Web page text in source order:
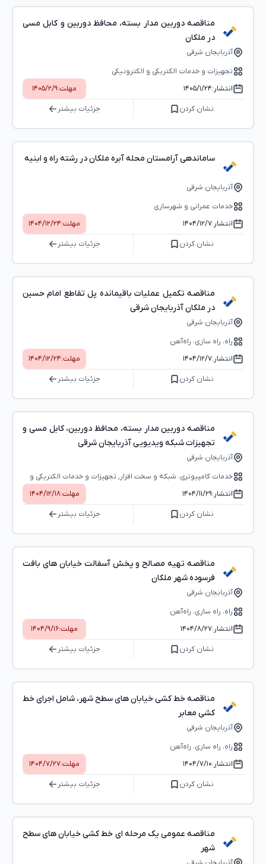
مناقصه دوربین مدار بسته، محافظ دوربین و کابل مسی
در ملکان
آذربایجان شرقی
تجهیزات و خدمات الکتریکی و الکترونیکی
انتشار:۱۴۰۵/۱/۲۴ مهلت:۱۴۰۵/۲/۹
نشان کردن جزئیات بیشتر
ساماندهی آرامستان محله آبره ملکان در رشته راه و ابنیه
آذربایجان شرقی
خدمات عمرانی و شهرسازی
انتشار:۱۴۰۴/۱۲/۷ مهلت:۱۴۰۴/۱۲/۲۴
نشان کردن جزئیات بیشتر
مناقصه تکمیل عملیات باقیمانده پل تقاطع امام حسین
در ملکان آذربایجان شرقی
آذربایجان شرقی
راه، راه‌ سازی، راه‌آهن
انتشار:۱۴۰۴/۱۲/۷ مهلت:۱۴۰۴/۱۲/۲۴
نشان کردن جزئیات بیشتر
مناقصه دوربین مدار بسته، محافظ دوربین، کابل مسی و
تجهیزات شبکه ویدیویی آذربایجان شرقی
آذربایجان شرقی
خدمات کامپیوتری، شبکه و سخت ‌افزار, تجهیزات و خدمات الکتریکی و
الکترونیکی
انتشار:۱۴۰۴/۱۱/۲۹ مهلت:۱۴۰۴/۱۲/۱۸
نشان کردن جزئیات بیشتر
مناقصه تهیه مصالح و پخش آسفالت خیابان های بافت
فرسوده شهر ملکان
آذربایجان شرقی
راه، راه‌ سازی، راه‌آهن
انتشار:۱۴۰۴/۸/۲۷ مهلت:۱۴۰۴/۹/۱۶
نشان کردن جزئیات بیشتر
مناقصه خط کشی خیابان های سطح شهر، شامل اجرای خط
کشی معابر
آذربایجان شرقی
راه، راه‌ سازی، راه‌آهن
انتشار:۱۴۰۴/۷/۱۰ مهلت:۱۴۰۴/۷/۲۷
نشان کردن جزئیات بیشتر
مناقصه عمومی یک مرحله ای خط کشی خیابان های سطح
شهر